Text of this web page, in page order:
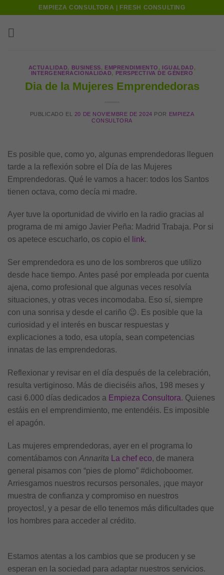
content
EMPIEZA CONSULTORA | FRESH CONSULTING
ACTUALIDAD, BUSINESS, EMPRENDIMIENTO , IGUALDAD,
INTERGENERACIONALIDAD, PERSPECTIVA DE GÉNERO
Dia de la Mujeres Emprendedoras
PUBLICADO EL 20 DE NOVIEMBRE DE 2024 POR EMPIEZA
CONSULTORA
Es posible que, como yo, algunas emprendedoras lleguen
tarde a la reflexión sobre el Día de las Mujeres
Emprendedoras. Qué le vamos a hacer: todos los Santos
tienen octava, como decía mi madre.
Ayer tuve la oportunidad de vivirlo en la radio gracias al
programa de mi amigo Javier Peña: Madrid Trabaja. Por si
os apetece escucharlo, os copio el
link.
Ser emprendedora es uno de los sombreros que utilizo
desde hace tiempo. Antes pasé por empleada por cuenta
ajena, como profesional que algunas veces resolvía
situaciones, y otras veces incomodaba. Eso sí, siempre
con una sonrisa y desde el cariño 😉. Es posible que la
curiosidad y el interés en buscar respuestas y
explicaciones a todo, esa utopía, sean competencias
innatas de las emprendedoras.
Reflexionar y revisar en el día después de la celebración,
resulta vertiginoso. Más de dieciséis años, 198 meses y
casi 6.000 días dedicados a Empieza Consultora. Quienes
estáis en el emprendimiento, me entendéis. Es imposible
el apagón.
Las mujeres emprendedoras, ayer en el programa lo
comentábamos con Annarita La chef eco, de manera
general pisamos con “pies de plomo” #dichoboomer.
Arriesgamos nuestros recursos personales, ¡que mayor
muestra de confianza y compromiso en nuestros
proyectos!, y a pesar de ello tenemos más dificultades que
los hombres para acceder al crédito.
Estamos atentas a los cambios que se producen y se
esperan en la sociedad para adaptar nuestros servicios.